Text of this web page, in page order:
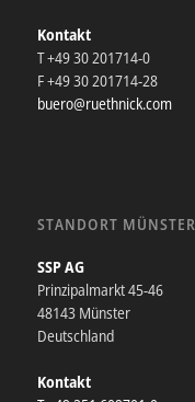
Kontakt
T +49 30 201714-0
F +49 30 201714-28
buero@ruethnick.com
STANDORT MÜNSTER
SSP AG
Prinzipalmarkt 45-46
48143 Münster
Deutschland
Kontakt